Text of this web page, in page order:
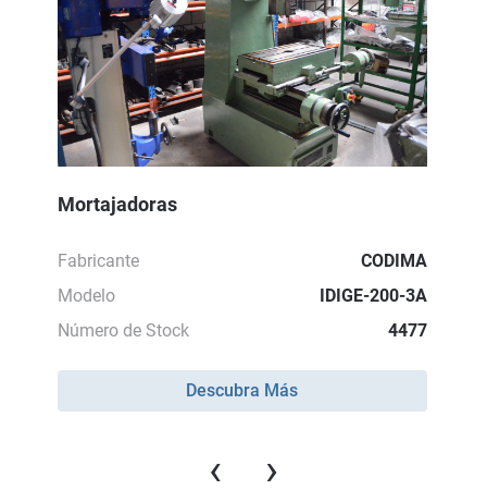
Mortajadoras
Fabricante
CODIMA
Modelo
IDIGE-200-3A
Número de Stock
4477
Descubra Más
‹ ›